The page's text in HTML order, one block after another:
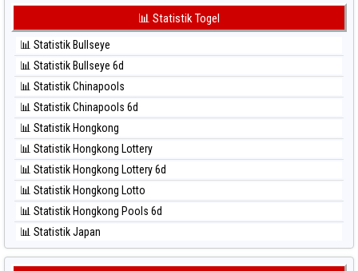
⚽ Bola Merah Taiwan
⚽ Bola Hitam Kuda Lari
⚽ Bola Hitam Magnum Cambodia
⚽ Bola Hitam Nagoya
⚽ Bola Hitam North Carolina Day
⚽ Bola Hitam Pcso
⚽ Bola Hitam Sao Paulo
⚽ Bola Hitam Singapore
⚽ Bola Hitam Sydney
⚽ Bola Hitam Sydney Lottery
⚽ Bola Hitam Sydney Lottery 6d
⚽ Bola Hitam Sydney Lotto
📊 Statistik Togel
📊 Statistik Bullseye
📊 Statistik Bullseye 6d
📊 Statistik Chinapools
📊 Statistik Chinapools 6d
📊 Statistik Hongkong
📊 Statistik Hongkong Lottery
📊 Statistik Hongkong Lottery 6d
📊 Statistik Hongkong Lotto
📊 Statistik Hongkong Pools 6d
📊 Statistik Japan
📊 Statistik Japan 6d